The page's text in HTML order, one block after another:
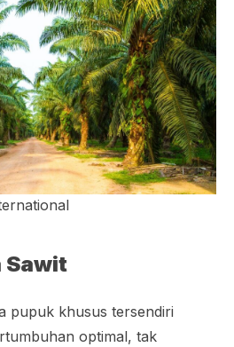
Sawit
pupuk khusus tersendiri
optimal, tak